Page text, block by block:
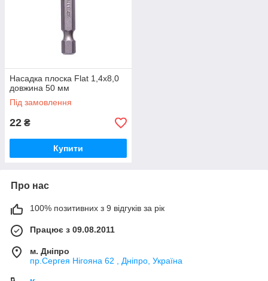
Насадка плоска Flat 1,4х8,0
довжина 50 мм
Під замовлення
22 ₴
Купити
Про нас
100% позитивних з 9 відгуків за рік
Працює з 09.08.2011
м. Дніпро
пр.Сергея Нігояна 62 , Дніпро, Україна